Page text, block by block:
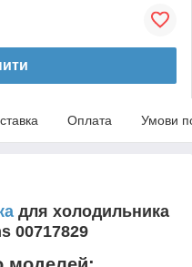
Оплата Умови
для холодильника
00717829